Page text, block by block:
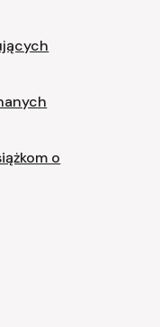
o